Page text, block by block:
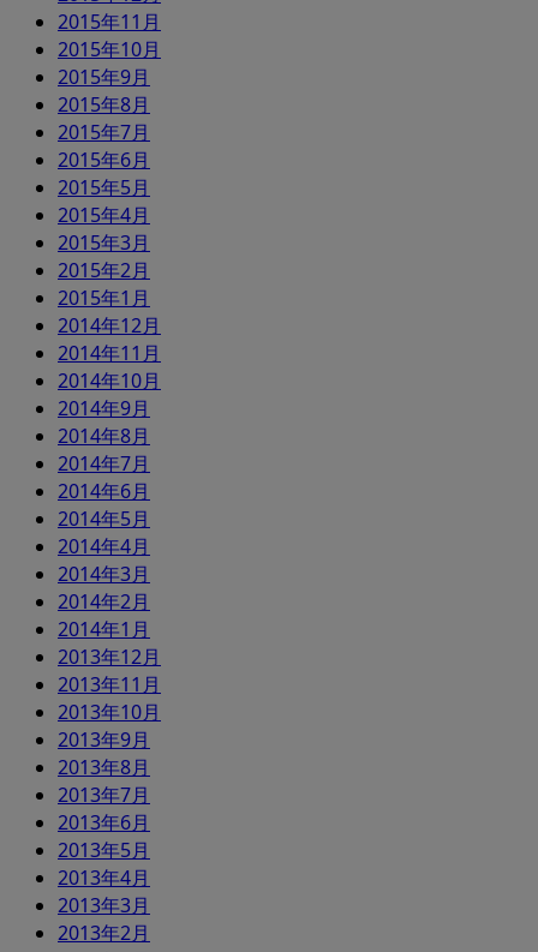
2015年11月
2015年10月
2015年9月
2015年8月
2015年7月
2015年6月
2015年5月
2015年4月
2015年3月
2015年2月
2015年1月
2014年12月
2014年11月
2014年10月
2014年9月
2014年8月
2014年7月
2014年6月
2014年5月
2014年4月
2014年3月
2014年2月
2014年1月
2013年12月
2013年11月
2013年10月
2013年9月
2013年8月
2013年7月
2013年6月
2013年5月
2013年4月
2013年3月
2013年2月